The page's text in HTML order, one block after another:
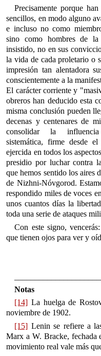
Precisamente porque
sencillos, en modo alguno
e incluso no como
sino como hombres de la
insistido, no en sus
la vida de cada proletario o
impresión tan alentadora
conscientemente a la
El carácter corriente y
obreros han deducido esta
misma conclusión pueden
decenas y centenares de
consolidar la influencia
sistemática, firme desde
ejercida en todos los
presidio por luchar contra
que hemos sentido los aires
de Nizhni-Nóvgorod.
respondido miles de voces
unos cuantos días la
toda una serie de ataques
Con este signo,
que tienen ojos para ver y
Notas
[14] La huelga de
noviembre de 1902.
[15] Lenin se refiere a
Marx a W. Bracke, fechada
movimiento real vale más